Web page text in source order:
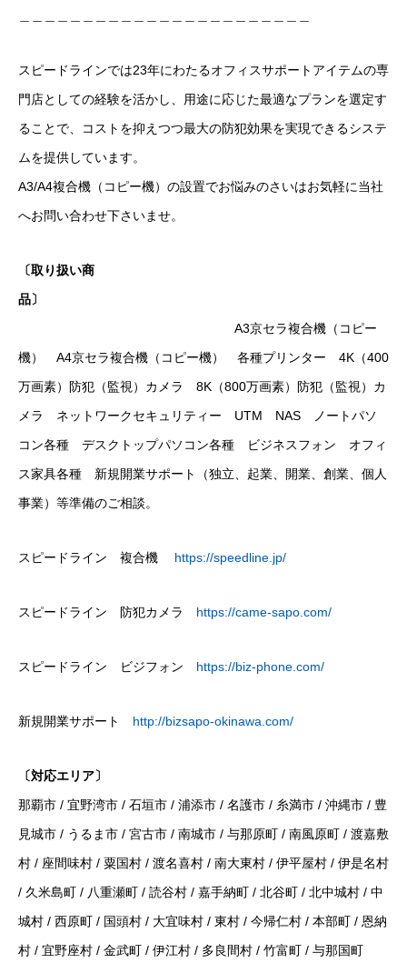
スピードラインでは23年にわたるオフィスサポートアイテムの専
門店としての経験を活かし、用途に応じた最適なプランを選定す
ることで、コストを抑えつつ最大の防犯効果を実現できるシステ
ムを提供しています。
A3/A4複合機（コピー機）の設置でお悩みのさいはお気軽に当社
へお問い合わせ下さいませ。
〔取り扱い商
品〕
A3京セラ複合機（コピー
機） A4京セラ複合機（コピー機） 各種プリンター 4K（400
万画素）防犯（監視）カメラ 8K（800万画素）防犯（監視）カ
メラ ネットワークセキュリティー UTM NAS ノートパソ
コン各種 デスクトップパソコン各種 ビジネスフォン オフィ
ス家具各種 新規開業サポート（独立、起業、開業、創業、個人
事業）等準備のご相談。
スピードライン 複合機 https://speedline.jp/
スピードライン 防犯カメラ https://came-sapo.com/
スピードライン ビジフォン https://biz-phone.com/
新規開業サポート http://bizsapo-okinawa.com/
〔対応エリア〕
那覇市 / 宜野湾市 / 石垣市 / 浦添市 / 名護市 / 糸満市 / 沖縄市 / 豊
見城市 / うるま市 / 宮古市 / 南城市 / 与那原町 / 南風原町 / 渡嘉敷
村 / 座間味村 / 粟国村 / 渡名喜村 / 南大東村 / 伊平屋村 / 伊是名村
/ 久米島町 / 八重瀬町 / 読谷村 / 嘉手納町 / 北谷町 / 北中城村 / 中
城村 / 西原町 / 国頭村 / 大宜味村 / 東村 / 今帰仁村 / 本部町 / 恩納
村 / 宜野座村 / 金武町 / 伊江村 / 多良間村 / 竹富町 / 与那国町